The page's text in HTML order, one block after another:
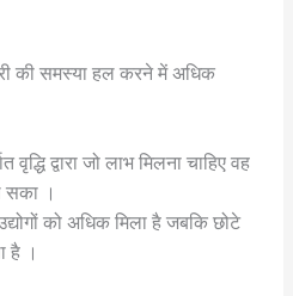
की समस्या हल करने में अधिक
वृद्धि द्वारा जो लाभ मिलना चाहिए वह
सका ।
को अधिक मिला है जबकि छोटे
है ।